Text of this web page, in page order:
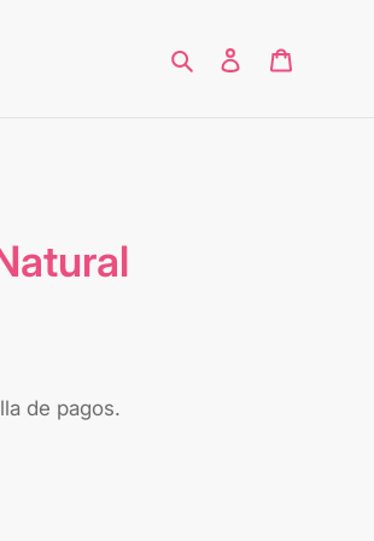
BuscarIngresar
de pagos.